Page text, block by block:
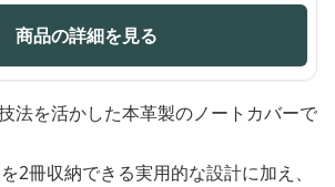
商品の詳細を見る
法を活かした本革製のノートカバーで
2冊収納できる実用的な設計に加え、